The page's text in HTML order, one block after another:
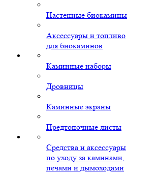
Настенные биокамины
Аксессуары и топливо
для биокаминов
Каминные наборы
Дровницы
Каминные экраны
Предтопочные листы
Средства и аксессуары
по уходу за каминами,
печами и дымоходами